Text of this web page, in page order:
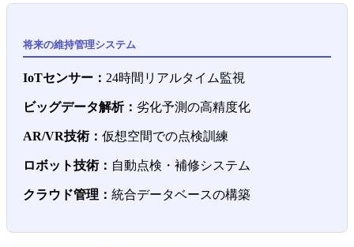
将来の維持管理システム
IoTセンサー： 24時間リアルタイム監視
ビッグデータ解析： 劣化予測の高精度化
AR/VR技術： 仮想空間での点検訓練
ロボット技術： 自動点検・補修システム
クラウド管理： 統合データベースの構築